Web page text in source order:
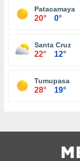
Patacamaya
20° 0°
Santa Cruz
22° 12°
Tumupasa
28° 19°